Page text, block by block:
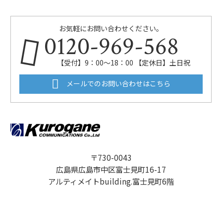
お気軽にお問い合わせください。
0120-969-568
【受付】9：00～18：00 【定休日】土日祝
メールでのお問い合わせはこちら
〒730-0043
広島県広島市中区富士見町16-17
アルティメイトbuilding.富士見町6階